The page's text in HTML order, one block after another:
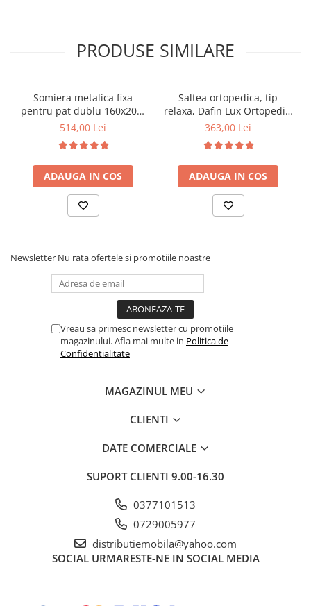
PRODUSE SIMILARE
Somiera metalica fixa
pentru pat dublu 160x200,
6 picioare, 32 lamele lemn
saltea ferm, negru
514,00 Lei
ADAUGA IN COS
Saltea ortopedica, tip
relaxa, Dafin Lux Ortopedic,
90x200x21cm, fermitate
tip Bonell, fata vara-iarna,
sistem de aerisire cu
butoni, Salt Confort
363,00 Lei
ADAUGA IN COS
Newsletter Nu rata ofertele si promotiile noastre
Vreau sa primesc newsletter cu promotiile
magazinului. Afla mai multe in Politica de
Confidentialitate
MAGAZINUL MEU
CLIENTI
DATE COMERCIALE
SUPORT CLIENTI 9.00-16.30
0377101513
0729005977
distributiemobila@yahoo.com
SOCIAL URMARESTE-NE IN SOCIAL MEDIA